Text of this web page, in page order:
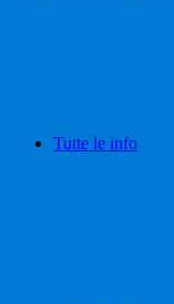
Tutte le info